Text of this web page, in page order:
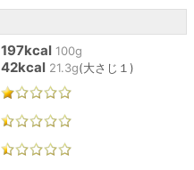
197kcal 100g
42kcal 21.3g(大さじ１)